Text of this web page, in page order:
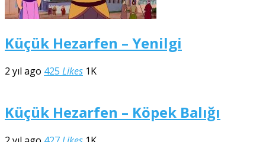
Küçük Hezarfen – Yenilgi
2 yıl ago 425 Likes 1K
Küçük Hezarfen – Köpek Balığı